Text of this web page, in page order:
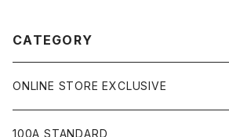
CATEGORY
ONLINE STORE EXCLUSIVE
JIU-JITSU Gi ART EXHIBITION
100A STANDARD